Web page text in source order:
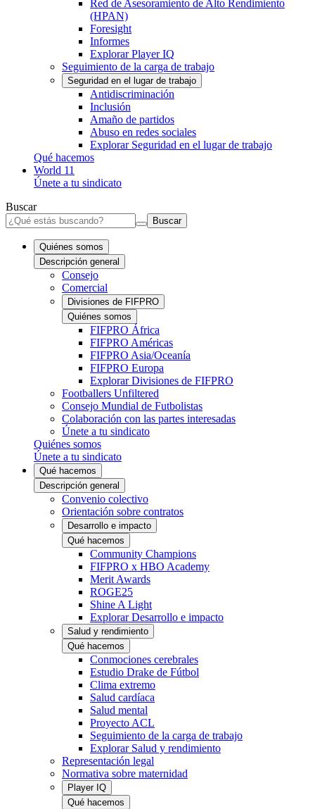
Red de Asesoramiento de Alto Rendimiento
(HPAN)
Foresight
Informes
Explorar Player IQ
Seguimiento de la carga de trabajo
Seguridad en el lugar de trabajo
Antidiscriminación
Inclusión
Amaño de partidos
Abuso en redes sociales
Explorar Seguridad en el lugar de trabajo
Qué hacemos
World 11
Únete a tu sindicato
Buscar
Buscar
Quiénes somos
Descripción general
Consejo
Comercial
Divisiones de FIFPRO
Quiénes somos
FIFPRO África
FIFPRO Américas
FIFPRO Asia/Oceanía
FIFPRO Europa
Explorar Divisiones de FIFPRO
Footballers Unfiltered
Consejo Mundial de Futbolistas
Colaboración con las partes interesadas
Únete a tu sindicato
Quiénes somos
Únete a tu sindicato
Qué hacemos
Descripción general
Convenio colectivo
Orientación sobre contratos
Desarrollo e impacto
Qué hacemos
Community Champions
FIFPRO x HBO Academy
Merit Awards
ROGE25
Shine A Light
Explorar Desarrollo e impacto
Salud y rendimiento
Qué hacemos
Conmociones cerebrales
Estudio Drake de Fútbol
Clima extremo
Salud cardíaca
Salud mental
Proyecto ACL
Seguimiento de la carga de trabajo
Explorar Salud y rendimiento
Representación legal
Normativa sobre maternidad
Player IQ
Qué hacemos